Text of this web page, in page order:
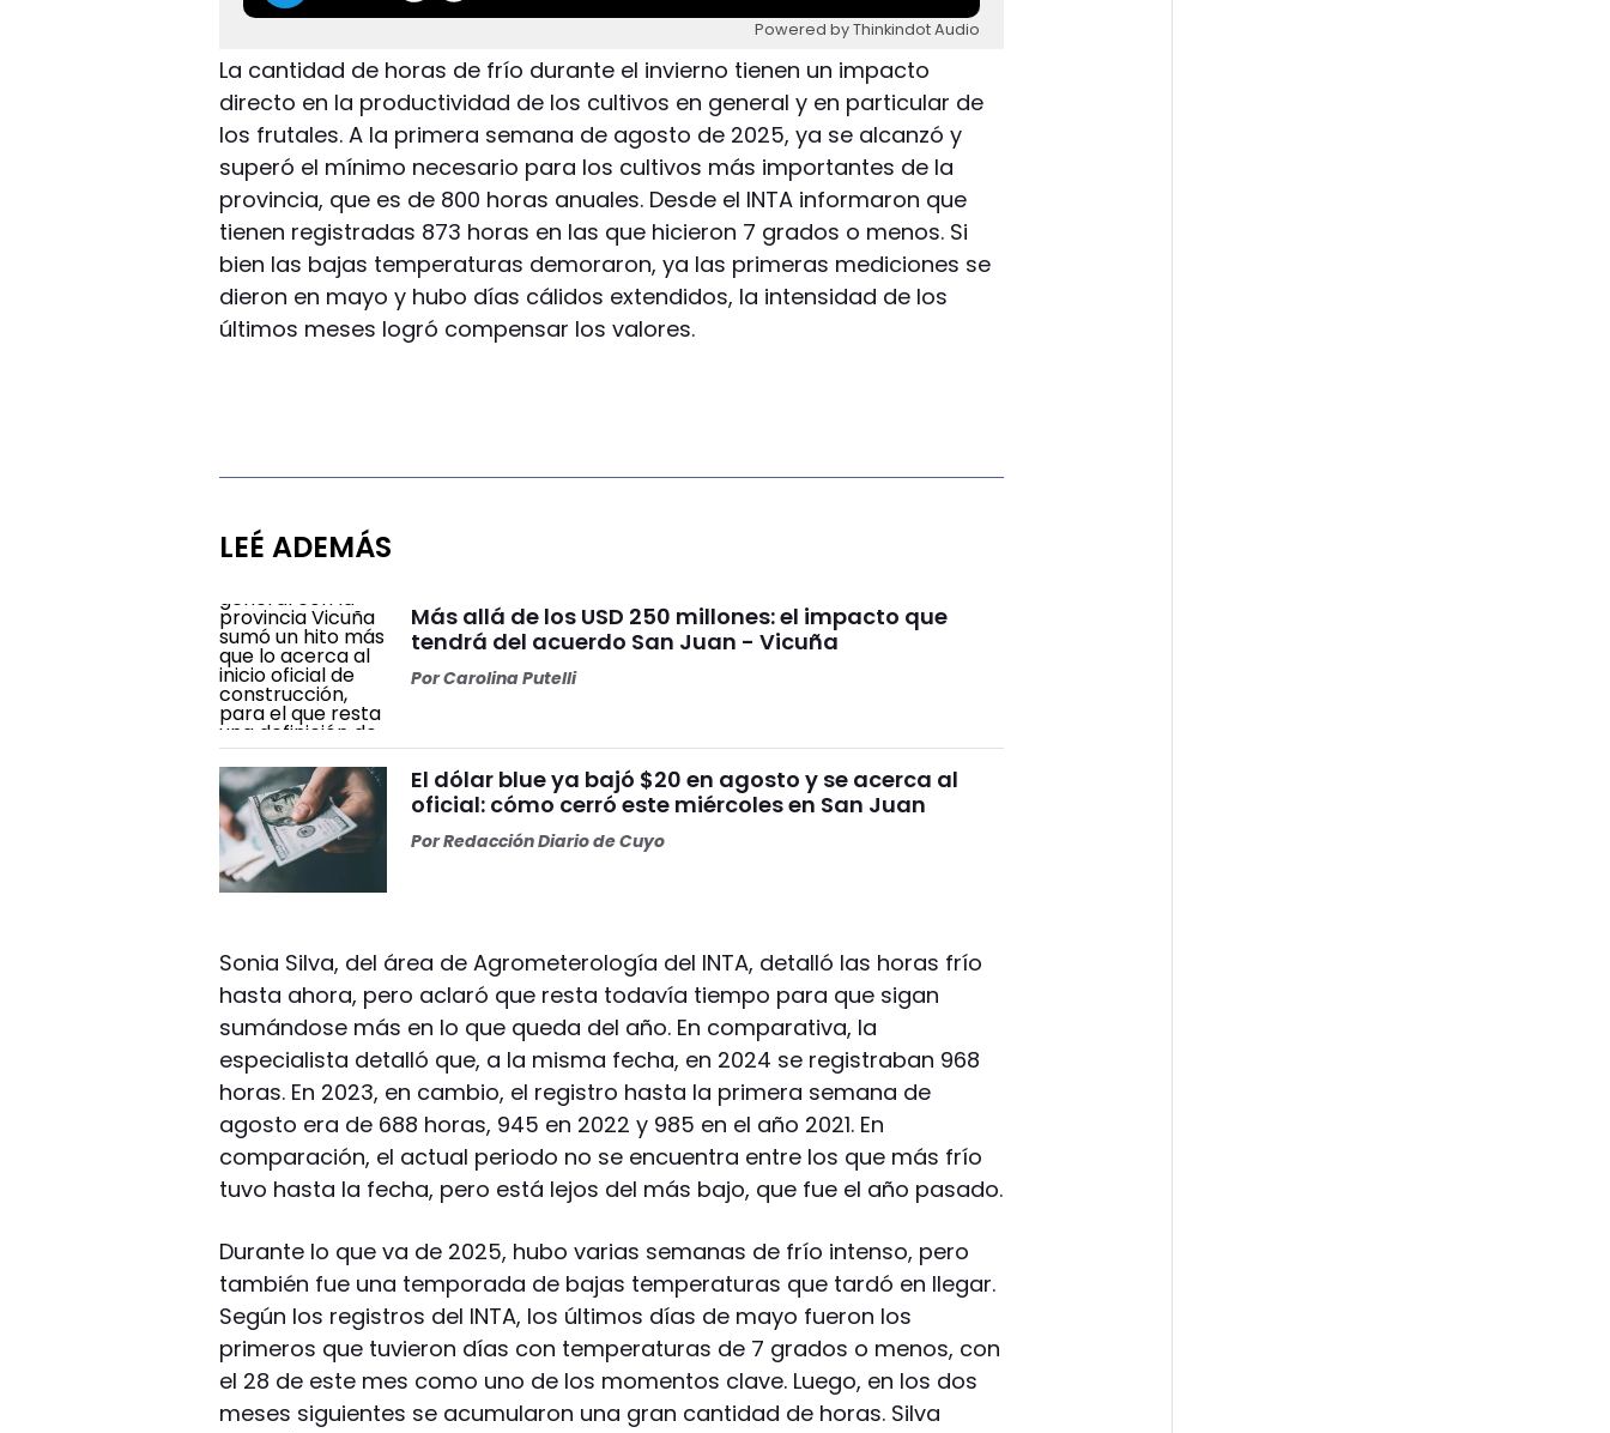
Powered by Thinkindot Audio
La cantidad de horas de frío durante el invierno tienen un impacto
directo en la productividad de los cultivos en general y en particular de
los frutales. A la primera semana de agosto de 2025, ya se alcanzó y
superó el mínimo necesario para los cultivos más importantes de la
provincia, que es de 800 horas anuales. Desde el INTA informaron que
tienen registradas 873 horas en las que hicieron 7 grados o menos. Si
bien las bajas temperaturas demoraron, ya las primeras mediciones se
dieron en mayo y hubo días cálidos extendidos, la intensidad de los
últimos meses logró compensar los valores.
LEÉ ADEMÁS
Más allá de los USD 250 millones: el impacto que
tendrá del acuerdo San Juan - Vicuña
PorCarolina Putelli
El dólar blue ya bajó $20 en agosto y se acerca al
oficial: cómo cerró este miércoles en San Juan
PorRedacción Diario de Cuyo
Sonia Silva, del área de Agrometerología del INTA, detalló las horas frío
hasta ahora, pero aclaró que resta todavía tiempo para que sigan
sumándose más en lo que queda del año. En comparativa, la
especialista detalló que, a la misma fecha, en 2024 se registraban 968
horas. En 2023, en cambio, el registro hasta la primera semana de
agosto era de 688 horas, 945 en 2022 y 985 en el año 2021. En
comparación, el actual periodo no se encuentra entre los que más frío
tuvo hasta la fecha, pero está lejos del más bajo, que fue el año pasado.
Durante lo que va de 2025, hubo varias semanas de frío intenso, pero
también fue una temporada de bajas temperaturas que tardó en llegar.
Según los registros del INTA, los últimos días de mayo fueron los
primeros que tuvieron días con temperaturas de 7 grados o menos, con
el 28 de este mes como uno de los momentos clave. Luego, en los dos
meses siguientes se acumularon una gran cantidad de horas. Silva